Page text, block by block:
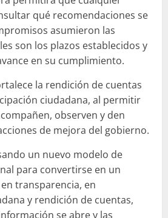
qué recomendaciones se
asumieron las
son los plazos establecidos y
en su cumplimiento.
la rendición de cuentas
ciudadana, al permitir
observen y den
de mejora del gobierno.
un nuevo modelo de
para convertirse en un
transparencia, en
y rendición de cuentas,
se abre y las